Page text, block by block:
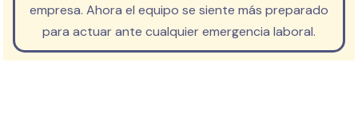
empresa. Ahora el equipo se siente más preparado
para actuar ante cualquier emergencia laboral.